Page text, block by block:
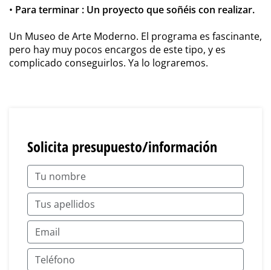
• Para terminar : Un proyecto que soñéis con realizar.
Un Museo de Arte Moderno. El programa es fascinante,
pero hay muy pocos encargos de este tipo, y es
complicado conseguirlos. Ya lo lograremos.
Solicita presupuesto/información